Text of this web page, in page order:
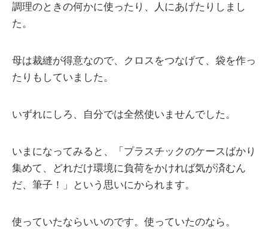
調理のときの何かに使ったり、人にあげたりしまし
た。
母は裁縫が得意なので、クロスをつなげて、袋を作っ
たりもしていました。
いずれにしろ、自分では全然使いませんでした。
いまになってみると、「プラスチックのケースばかり
集めて、どれだけ環境に負荷をかければ気が済むん
だ、筆子！」という思いにかられます。
使っていたならいいのです。使っていたのなら。